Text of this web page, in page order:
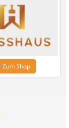
Zum Shop